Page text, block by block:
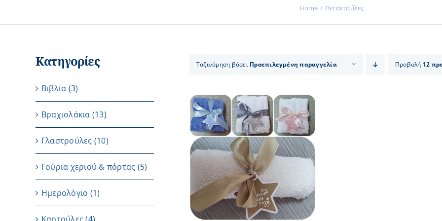
Home Πετσετούλες
Ταξινόμηση βάσει Προεπιλεγμένη παραγγελία Προβολή 12
Κατηγορίες
Βιβλία (3)
Βραχιολάκια (13)
Γλαστρούλες (10)
Γούρια χεριού & πόρτας (5)
Ημερολόγιο (1)